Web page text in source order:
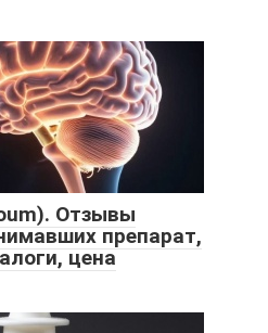
Отзывы
препарат,
цена